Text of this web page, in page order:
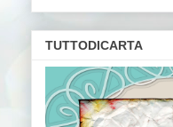
TUTTODICARTA